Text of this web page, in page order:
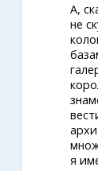
А,
не
я